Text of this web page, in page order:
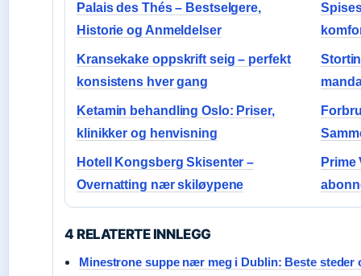
Palais des Thés – Bestselgere,
Historie og Anmeldelser
Kransekake oppskrift seig – perfekt
konsistens hver gang
Ketamin behandling Oslo: Priser,
klinikker og henvisning
Hotell Kongsberg Skisenter –
Overnatting nær skiløypene
Prime
4 RELATERTE INNLEGG
Minestrone suppe nær meg i Dublin: Beste steder